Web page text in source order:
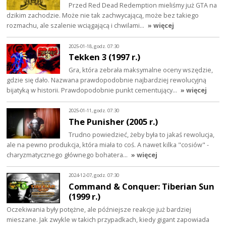
Przed Red Dead Redemption mieliśmy już GTA na
dzikim zachodzie. Może nie tak zachwycającą, może bez takiego
rozmachu, ale szalenie wciągającą i chwilami… » więcej
2025-01-18, godz. 07:30
Tekken 3 (1997 r.)
Gra, która zebrała maksymalne oceny wszędzie,
gdzie się dało. Nazwana prawdopodobnie najbardziej rewolucyjną
bijatyką w historii. Prawdopodobnie punkt cementujący… » więcej
2025-01-11, godz. 07:30
The Punisher (2005 r.)
Trudno powiedzieć, żeby była to jakaś rewolucja,
ale na pewno produkcja, która miała to coś. A nawet kilka "cosiów" -
charyzmatycznego głównego bohatera… » więcej
2024-12-07, godz. 07:30
Command & Conquer: Tiberian Sun
(1999 r.)
Oczekiwania były potężne, ale późniejsze reakcje już bardziej
mieszane. Jak zwykle w takich przypadkach, kiedy gigant zapowiada